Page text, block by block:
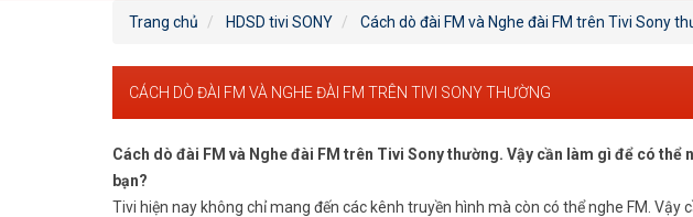
Trang chủ HDSD tivi SONY Cách dò đài FM và Nghe đài FM trên Tivi Sony
CÁCH DÒ ĐÀI FM VÀ NGHE ĐÀI FM TRÊN TIVI SONY THƯỜNG
Cách dò đài FM và Nghe đài FM trên Tivi Sony thường. Vậy cần làm gì để có thể
bạn?
Tivi hiện nay không chỉ mang đến các kênh truyền hình mà còn có thể nghe FM. Vậy